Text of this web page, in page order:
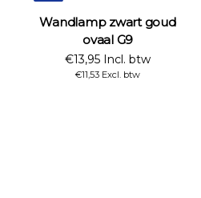
Wandlamp zwart goud
ovaal G9
€13,95 Incl. btw
€11,53 Excl. btw